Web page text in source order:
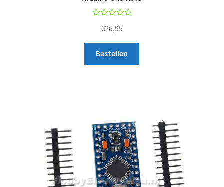
ling
5.00uit
5
€26,95
Bestellen